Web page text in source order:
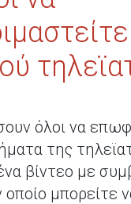
όλοι να
της
βίντεο με
οποίο μπορείτε